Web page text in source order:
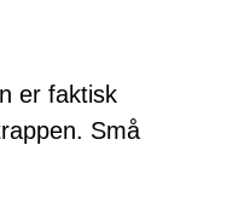
er faktisk
Små